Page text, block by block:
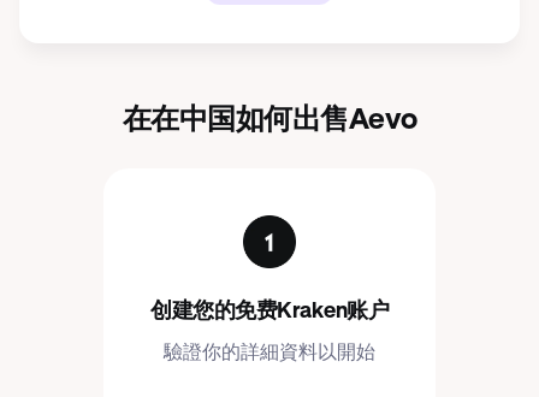
在在中国如何出售Aevo
创建您的免费Kraken账户
驗證你的詳細資料以開始